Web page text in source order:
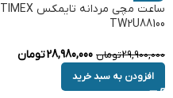
ساعت مچی مردانه تایمکس TIMEX
TW2U88100
29,900,000تومان 28,980,000تومان
افزودن به سبد خرید